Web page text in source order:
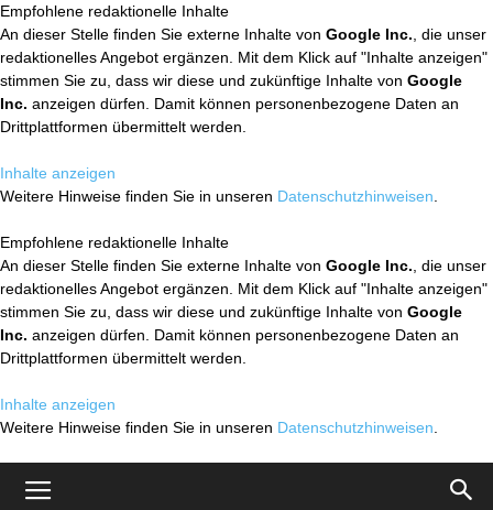
Empfohlene redaktionelle Inhalte
An dieser Stelle finden Sie externe Inhalte von Google Inc. , die unser
redaktionelles Angebot ergänzen. Mit dem Klick auf "Inhalte anzeigen"
stimmen Sie zu, dass wir diese und zukünftige Inhalte von Google
Inc. anzeigen dürfen. Damit können personenbezogene Daten an
Drittplattformen übermittelt werden.
Inhalte anzeigen
Weitere Hinweise finden Sie in unseren Datenschutzhinweisen
Empfohlene redaktionelle Inhalte
An dieser Stelle finden Sie externe Inhalte von Google Inc. , die unser
redaktionelles Angebot ergänzen. Mit dem Klick auf "Inhalte anzeigen"
stimmen Sie zu, dass wir diese und zukünftige Inhalte von Google
Inc. anzeigen dürfen. Damit können personenbezogene Daten an
Drittplattformen übermittelt werden.
Inhalte anzeigen
Weitere Hinweise finden Sie in unseren Datenschutzhinweisen